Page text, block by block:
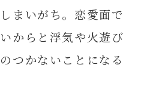
まいがち。恋愛面で
からと浮気や火遊び
つかないことになる